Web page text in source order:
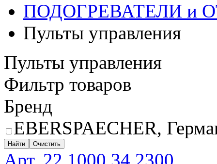
ПОДОГРЕВАТЕЛИ и
Пульты управления
Пульты управления
Фильтр товаров
Бренд
EBERSPAECHER,
Найти Очистить